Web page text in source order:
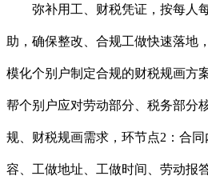
弥补用工、财税凭证，按每人每
助，确保整改、合规工做快速落地
模化个别户制定合规的财税规画方
帮个别户应对劳动部分、税务部分
规、财税规画需求，环节点2：合
容、工做地址、工做时间、劳动报